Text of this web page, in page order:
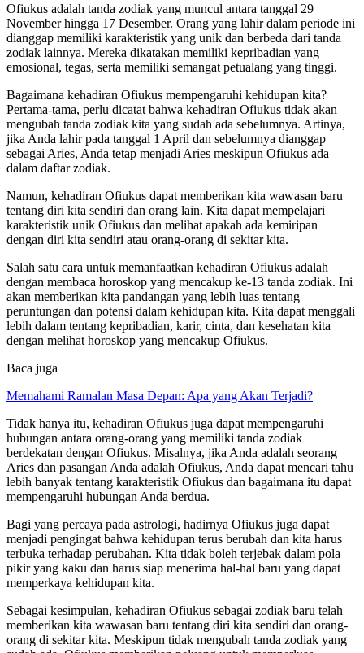
Ofiukus adalah tanda zodiak yang muncul antara tanggal 29
November hingga 17 Desember. Orang yang lahir dalam periode ini
dianggap memiliki karakteristik yang unik dan berbeda dari tanda
zodiak lainnya. Mereka dikatakan memiliki kepribadian yang
emosional, tegas, serta memiliki semangat petualang yang tinggi.
Bagaimana kehadiran Ofiukus mempengaruhi kehidupan kita?
Pertama-tama, perlu dicatat bahwa kehadiran Ofiukus tidak akan
mengubah tanda zodiak kita yang sudah ada sebelumnya. Artinya,
jika Anda lahir pada tanggal 1 April dan sebelumnya dianggap
sebagai Aries, Anda tetap menjadi Aries meskipun Ofiukus ada
dalam daftar zodiak.
Namun, kehadiran Ofiukus dapat memberikan kita wawasan baru
tentang diri kita sendiri dan orang lain. Kita dapat mempelajari
karakteristik unik Ofiukus dan melihat apakah ada kemiripan
dengan diri kita sendiri atau orang-orang di sekitar kita.
Salah satu cara untuk memanfaatkan kehadiran Ofiukus adalah
dengan membaca horoskop yang mencakup ke-13 tanda zodiak. Ini
akan memberikan kita pandangan yang lebih luas tentang
peruntungan dan potensi dalam kehidupan kita. Kita dapat menggali
lebih dalam tentang kepribadian, karir, cinta, dan kesehatan kita
dengan melihat horoskop yang mencakup Ofiukus.
Baca juga
Memahami Ramalan Masa Depan: Apa yang Akan Terjadi?
Tidak hanya itu, kehadiran Ofiukus juga dapat mempengaruhi
hubungan antara orang-orang yang memiliki tanda zodiak
berdekatan dengan Ofiukus. Misalnya, jika Anda adalah seorang
Aries dan pasangan Anda adalah Ofiukus, Anda dapat mencari tahu
lebih banyak tentang karakteristik Ofiukus dan bagaimana itu dapat
mempengaruhi hubungan Anda berdua.
Bagi yang percaya pada astrologi, hadirnya Ofiukus juga dapat
menjadi pengingat bahwa kehidupan terus berubah dan kita harus
terbuka terhadap perubahan. Kita tidak boleh terjebak dalam pola
pikir yang kaku dan harus siap menerima hal-hal baru yang dapat
memperkaya kehidupan kita.
Sebagai kesimpulan, kehadiran Ofiukus sebagai zodiak baru telah
memberikan kita wawasan baru tentang diri kita sendiri dan orang-
orang di sekitar kita. Meskipun tidak mengubah tanda zodiak yang